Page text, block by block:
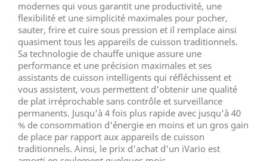
modernes qui vous garantit une productivité, une
flexibilité et une simplicité maximales pour pocher,
sauter, frire et cuire sous pression et il remplace ainsi
quasiment tous les appareils de cuisson traditionnels.
Sa technologie de chauffe unique assure une
performance et une précision maximales et ses
assistants de cuisson intelligents qui réfléchissent et
vous assistent, vous permettent d'obtenir une qualité
de plat irréprochable sans contrôle et surveillance
permanents. Jusqu'à 4 fois plus rapide avec jusqu'à 40
% de consommation d'énergie en moins et un gros gain
de place par rapport aux appareils de cuisson
traditionnels. Ainsi, le prix d'achat d'un iVario est